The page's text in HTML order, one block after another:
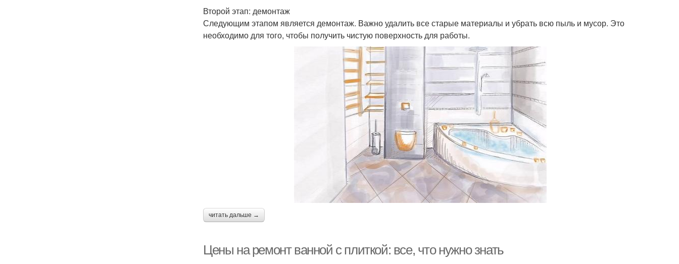
Второй этап: демонтаж
Следующим этапом является демонтаж. Важно удалить все старые материалы и убрать всю пыль и мусор. Это
необходимо для того, чтобы получить чистую поверхность для работы.
читать дальше →
Цены на ремонт ванной с плиткой: все, что нужно знать